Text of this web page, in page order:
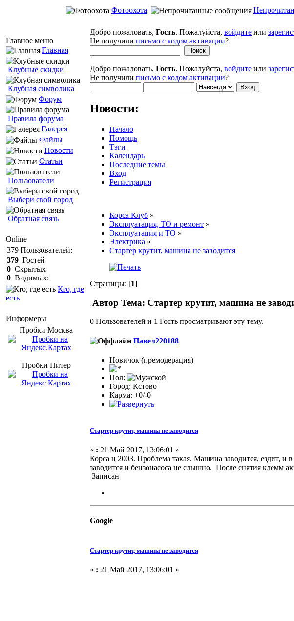
Фотоохота
Главное меню
Главная
Клубные скидки
Клубная символика
Форум
Правила форума
Галерея
Файлы
Новости
Статьи
Пользователи
Выбери свой город
Обратная связь
Online
379 Пользователей:
379 Гостей
0 Скрытых
0 Видимых:
Кто, где
есть
Информеры
Пробки Mосква
Пробки Питер
Добро пожаловать, Гость. Пожалуйста, войдите или
Не получили письмо с кодом активации?
Добро пожаловать, Гость. Пожалуйста, войдите или
Не получили письмо с кодом активации?
Новости:
Начало
Помощь
Тэги
Календарь
Последние темы
Вход
Регистрация
Корса Клуб »
Эксплуатация, ТО и ремонт »
Эксплуатация и ТО »
Электрика »
Стартер крутит, машина не заводится
Страницы: [1]
Автор Тема: Стартер крутит, машина не
0 Пользователей и 1 Гость просматривают эту тему.
Павел220188
Новичок (премодерация)
Пол:
Город: Кстово
Карма: +0/-0
Стартер крутит, машина не заводится
« : 21 Май 2017, 13:06:01 »
Корса ц 2003. Проблема такая. Машина заводится, ездит, и
заводится и бензонасоса не слышно. После снятия клемм
Записан
Google
Стартер крутит, машина не заводится
« : 21 Май 2017, 13:06:01 »